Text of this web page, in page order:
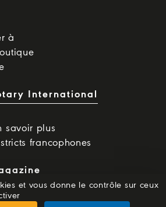
à
International
savoir plus
francophones
numéro
et vous donne le contrôle sur ceux